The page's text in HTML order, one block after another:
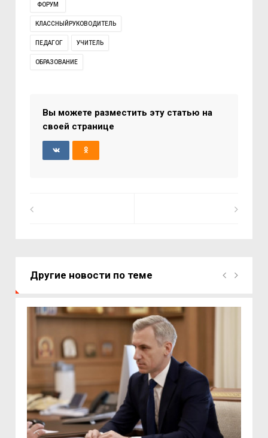
ФОРУМ
КЛАССНЫЙРУКОВОДИТЕЛЬ
ПЕДАГОГ УЧИТЕЛЬ
ОБРАЗОВАНИЕ
Вы можете разместить эту статью на
своей странице
Другие новости по теме